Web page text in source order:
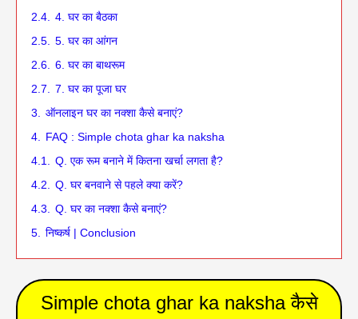
2.4.
4. घर का बैठका
2.5.
5. घर का आंगन
2.6.
6. घर का बाथरूम
2.7.
7. घर का पूजा घर
3.
ऑनलाइन घर का नक्शा कैसे बनाएं?
4.
FAQ : Simple chota ghar ka naksha
4.1.
Q. एक रूम बनाने में कितना खर्चा लगता है?
4.2.
Q. घर बनवाने से पहले क्या करें?
4.3.
Q. घर का नक्शा कैसे बनाएं?
5.
निष्कर्ष | Conclusion
Simple chota ghar ka naksha कैसे